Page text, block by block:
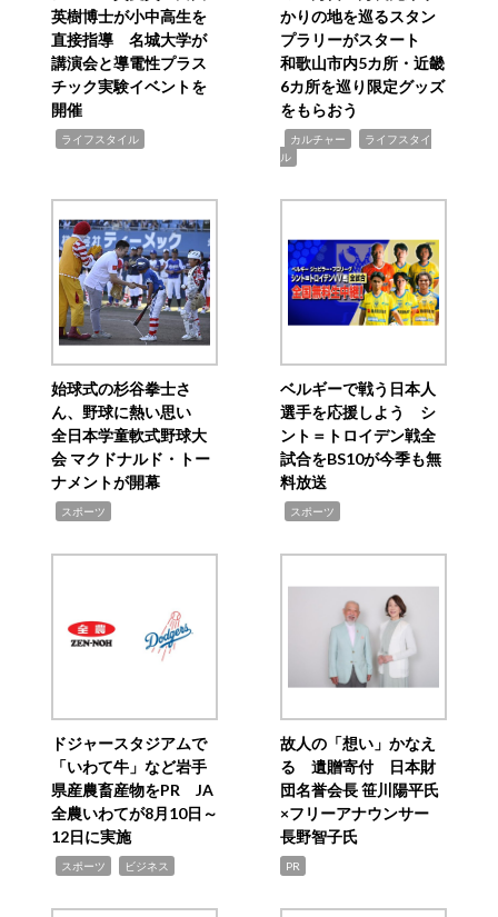
英樹博士が小中高生を
直接指導 名城大学が
講演会と導電性プラス
チック実験イベントを
開催
ライフスタイル
かりの地を巡るスタン
プラリーがスタート
和歌山市内5カ所・近畿
6カ所を巡り限定グッズ
をもらおう
カルチャー
ライフスタイ
ル
始球式の杉谷拳士さ
ん、野球に熱い思い
全日本学童軟式野球大
会 マクドナルド・トー
ナメントが開幕
スポーツ
ベルギーで戦う日本人
選手を応援しよう シ
ント＝トロイデン戦全
試合をBS10が今季も無
料放送
スポーツ
ドジャースタジアムで
「いわて牛」など岩手
県産農畜産物をPR JA
全農いわてが8月10日～
12日に実施
スポーツ ビジネス
故人の「想い」かなえ
る 遺贈寄付 日本財
団名誉会長 笹川陽平氏
×フリーアナウンサー
長野智子氏
PR